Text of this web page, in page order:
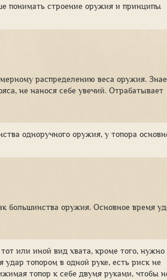
понимать строение оружия и принципы
распределению веса оружия.
не нанося себе увечий. Отрабатывает
одноручного оружия, у топора
большинства оружия. Основное время
или иной вид хвата, кроме того, нужно
удар топором в одной руке, есть риск не
топор к себе двумя руками, чтобы